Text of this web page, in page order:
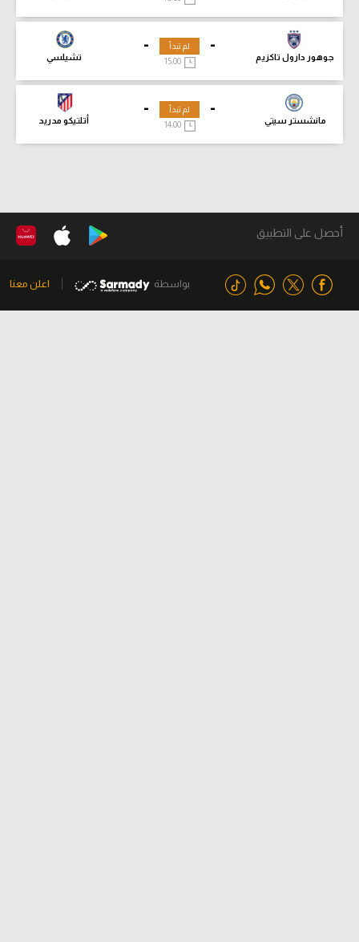
-
جوهور دارول تاكزيم
-
تشيلسي
لم تبدأ
15:00
-
مانشستر سيتي
-
أتلتيكو مدريد
لم تبدأ
14:00
أحصل على التطبيق
بواسطة اعلن معنا